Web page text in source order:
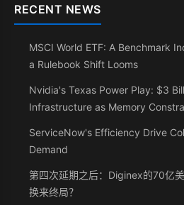
RECENT NEWS
MSCI World ETF: A Benchmark
a Rulebook Shift Looms
Nvidia's Texas Power Play: $3
Infrastructure as Memory
ServiceNow's Efficiency Drive
Demand
第四次延期之后：Diginex的70亿
换来终局？